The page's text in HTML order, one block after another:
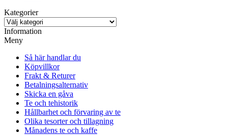
Kategorier
Information
Meny
Så här handlar du
Köpvillkor
Frakt & Returer
Betalningsalternativ
Skicka en gåva
Te och tehistorik
Hållbarhet och förvaring av te
Olika tesorter och tillagning
Månadens te och kaffe